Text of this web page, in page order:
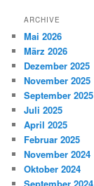
ARCHIVE
Mai 2026
März 2026
Dezember 2025
November 2025
September 2025
Juli 2025
April 2025
Februar 2025
November 2024
Oktober 2024